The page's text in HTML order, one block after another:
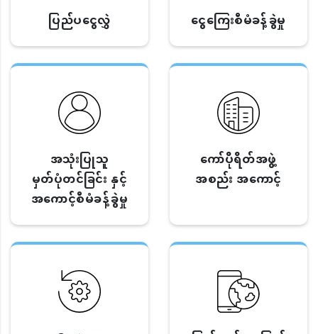
ပြည်ပငွေလွှဲ ငွေကြေးစီမံခန့်ခွဲမှု
အသုံးပြုသူ
မှတ်ပုံတင်ခြင်း နှင့်
အကောင့်စီမံခန့်ခွဲမှု
ကော်ပိုရိတ်အဖွဲ့
အစည်း အကောင့်